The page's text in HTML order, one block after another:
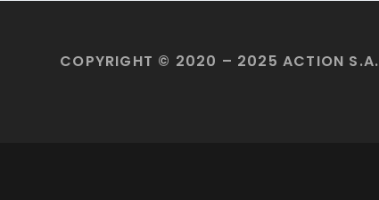
COPYRIGHT © 2020 – 2025 ACTION S.A.